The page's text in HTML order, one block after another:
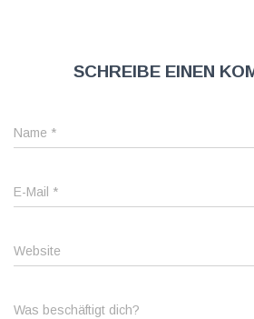
Schreibe einen
Name *
E-Mail *
Website
Was beschäftigt dich?